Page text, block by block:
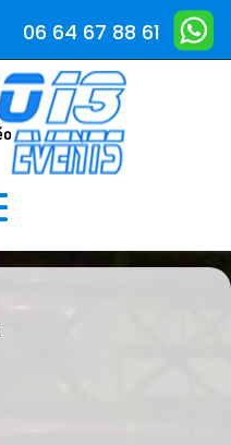
06 64 67 88 61